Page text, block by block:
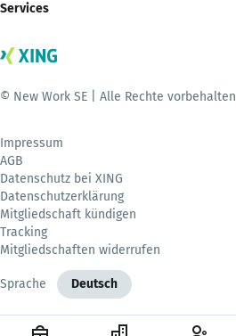
Services
© New Work SE | Alle Rechte vorbehalten
Impressum
AGB
Datenschutz bei XING
Datenschutzerklärung
Mitgliedschaft kündigen
Tracking
Mitgliedschaften widerrufen
Sprache Deutsch